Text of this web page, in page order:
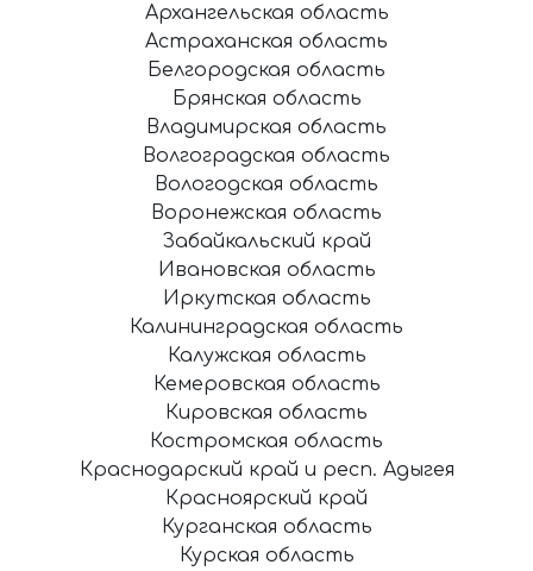
Архангельская область
Астраханская область
Белгородская область
Брянская область
Владимирская область
Волгоградская область
Вологодская область
Воронежская область
Забайкальский край
Ивановская область
Иркутская область
Калининградская область
Калужская область
Кемеровская область
Кировская область
Костромская область
Краснодарский край и респ. Адыгея
Красноярский край
Курганская область
Курская область